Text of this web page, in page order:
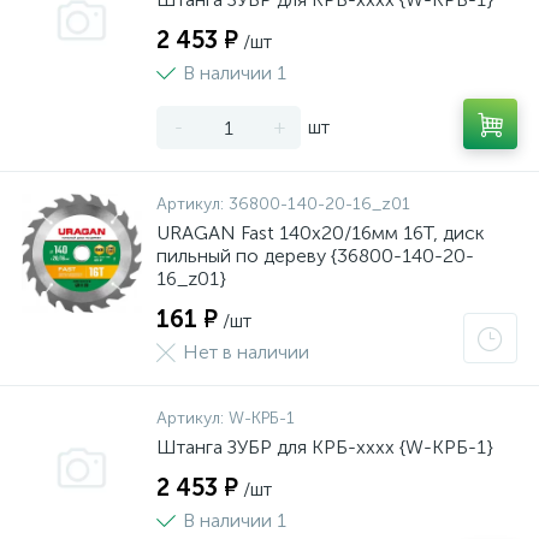
2 453 ₽ /шт
В наличии 1
- + шт
Артикул: 36800-140-20-16_z01
URAGAN Fast 140x20/16мм 16Т, диск
пильный по дереву {36800-140-20-
16_z01}
161 ₽ /шт
Нет в наличии
Артикул: W-КРБ-1
Штанга ЗУБР для КРБ-хххх {W-КРБ-1}
2 453 ₽ /шт
В наличии 1